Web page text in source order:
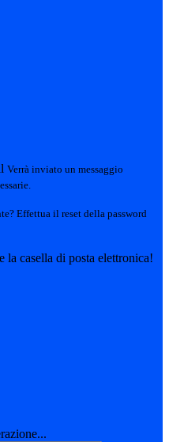
Verrà inviato un messaggio
Effettua il reset della password
casella di posta elettronica!